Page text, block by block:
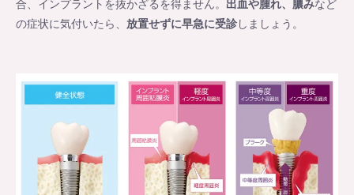
合、インプラントを抜かざるを得ません。 出血や腫れ、膿みなど
の症状に気付いたら、 放置せずに早急に受診しましょう。